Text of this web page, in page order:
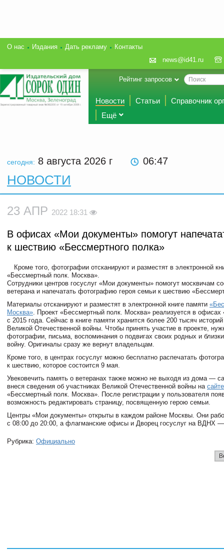
О нас Издания Дать рекламу
Контакты
news@id41.ru
Рейтинг запросов
Новости Статьи
Справочник
Ещё
сегодня: 8 августа 2026 г 06:47
НОВОСТИ
23 АПР 2022 18:31
В офисах «Мои документы» помогут
к шествию «Бессмертного полка»
Кроме того, фотографии отсканируют и разместят в электронной
«Бессмертный полк. Москва».
Сотрудники центров госуслуг «Мои документы» помогут москвичам
ветерана и напечатать фотографию героя семьи к шествию
Материалы отсканируют и разместят в электронной книге памяти
Москва» . Проект «Бессмертный полк. Москва» реализуется в
с 2015 года. Сейчас в книге памяти хранится более 200 тысяч
Великой Отечественной войны. Чтобы принять участие в проекте,
фотографии, письма, воспоминания о подвигах своих родных и
войну. Оригиналы сразу же вернут владельцам.
Кроме того, в центрах госуслуг можно бесплатно распечатать
к шествию, которое состоится 9 мая.
Увековечить память о ветеранах также можно не выходя из дома —
внеся сведения об участниках Великой Отечественной войны на сайте
«Бессмертный полк. Москва». После регистрации у пользователя
возможность редактировать страницу, посвященную герою семьи.
Центры «Мои документы» открыты в каждом районе Москвы. Они
с 08:00 до 20:00, а флагманские офисы и Дворец госуслуг на ВДНХ
Рубрика: Официально